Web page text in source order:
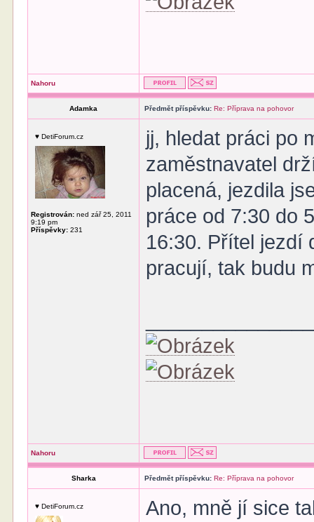
Nahoru
Adamka Předmět příspěvku: Re: Příprava na pohovor
♥ DetiForum.cz
Registrován: ned zář 25, 2011
9:19 pm
Příspěvky: 231
jj, hledat práci po
zaměstnavatel
placená, jezdila
práce od 7:30 do
16:30. Přítel jezdí
pracují, tak budu
Nahoru
Sharka Předmět příspěvku: Re: Příprava na pohovor
♥ DetiForum.cz
Ano, mně jí sice